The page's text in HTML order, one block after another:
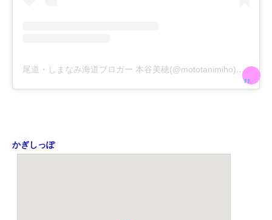
尾道・しまなみ海道ブロガー 本谷美穂(@mototanimiho)がシェアした投稿
かぎしっぽ